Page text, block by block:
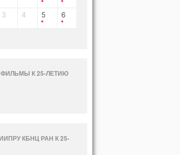
3 4 5 6
К 25-ЛЕТИЮ
КБНЦ РАН К 25-